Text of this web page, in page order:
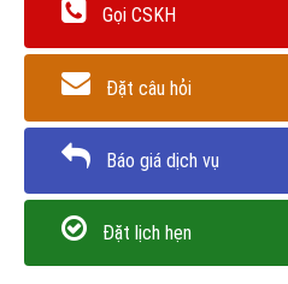
Gọi CSKH
Đặt câu hỏi
Báo giá dịch vụ
Đặt lịch hẹn